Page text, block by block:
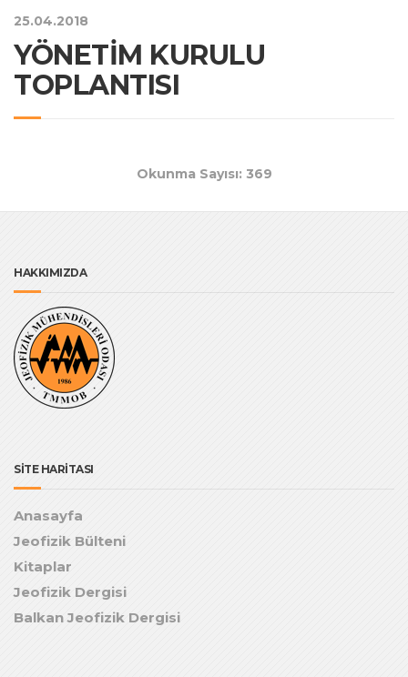
25.04.2018
YÖNETİM KURULU
TOPLANTISI
Okunma Sayısı: 369
HAKKIMIZDA
SİTE HARİTASI
Anasayfa
Jeofizik Bülteni
Kitaplar
Jeofizik Dergisi
Balkan Jeofizik Dergisi